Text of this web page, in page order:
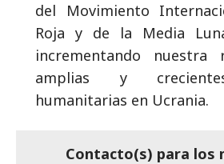
del Movimiento
Roja y de la Media
incrementando nuestra
amplias y
humanitarias en Ucrania.
Contacto(s) para los